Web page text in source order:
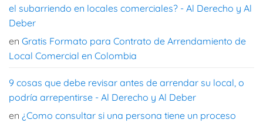
el subarriendo en locales comerciales? - Al Derecho y Al
Deber
en Gratis Formato para Contrato de Arrendamiento de
Local Comercial en Colombia
9 cosas que debe revisar antes de arrendar su local, o
podría arrepentirse - Al Derecho y Al Deber
en ¿Como consultar si una persona tiene un proceso